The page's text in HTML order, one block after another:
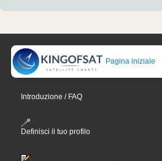
Pagina iniziale
Introduzione / FAQ
Definisci il tuo profilo